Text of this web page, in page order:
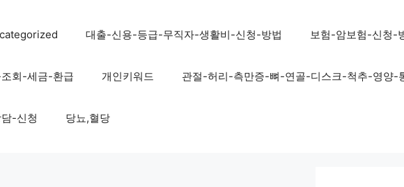
대출-신용-등급-무직자-생활비-신청-방법 보험-암보험-신청-
회-세금-환급 개인키워드 관절-허리-측만증-뼈-연골-디스크-척추-영양-
-신청 당뇨,혈당